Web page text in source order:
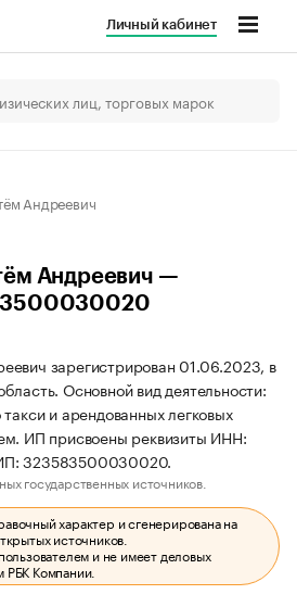
Личный кабинет
Андреевич
Андреевич —
зарегистрирован 01.06.2023, в
Основной вид деятельности:
такси и арендованных легковых
ИП присвоены реквизиты ИНН:
323583500030020.
государственных источников.
характер и сгенерирована на
источников.
и не имеет деловых
Компании.